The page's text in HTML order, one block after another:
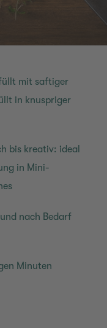
mit saftiger
in knuspriger
bis kreativ: ideal
in Mini-
nach Bedarf
Minuten